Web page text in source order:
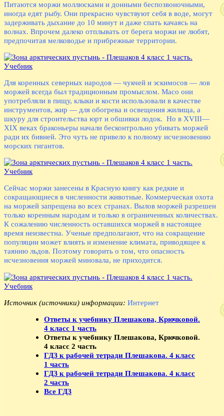
Питаются моржи моллюсками и донными беспозвоночными,
иногда едят рыбу. Они прекрасно чувствуют себя в воде, могут
задерживать дыхание до 10 минут и даже спать качаясь на
волнах. Впрочем далеко отплывать от берега моржи не любят,
предпочитая мелководье и прибрежные территории.
Для коренных северных народов — чукчей и эскимосов — лов
моржей всегда был традиционным промыслом. Масо они
употребляли в пищу, клыки и кости использовали в качестве
инструментов, жир — для обогрева и освещения жилища, а
шкуру для строительства юрт и обшивки лодок. Но в XVIII—
XIX веках браконьеры начали бесконтрольно убивать моржей
ради их бивней. Это чуть не привело к полному исчезновению
морских гигантов.
Сейчас моржи занесены в Красную книгу как редкие и
сокращающиеся в численности животные. Коммерческая охота
на моржей запрещена во всех странах. Вылов моржей разрешен
только коренным народам и только в ограниченных количествах.
К сожалению численность оставшихся моржей в настоящее
время неизвестна. Ученые предполагают, что на сокращение
популяции может влиять и изменение климата, приводящее к
таянию льдов. Поэтому говорить о том, что опасность
исчезновения моржей миновала, не приходится.
Источник (источники) информации: Интернет
Ответы к учебнику Плешакова, Крючковой.
4 класс 1 часть
Ответы к учебнику Плешакова, Крючковой.
4 класс 2 часть
ГДЗ к рабочей тетради Плешакова. 4 класс
1 часть
ГДЗ к рабочей тетради Плешакова. 4 класс
2 часть
Все ГДЗ